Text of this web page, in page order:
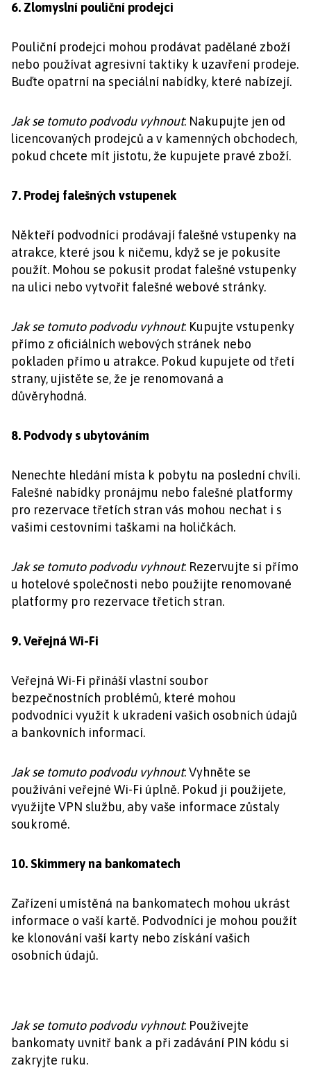
6. Zlomyslní pouliční prodejci
Pouliční prodejci mohou prodávat padělané zboží
nebo používat agresivní taktiky k uzavření prodeje.
Buďte opatrní na speciální nabídky, které nabízejí.
Jak se tomuto podvodu vyhnout: Nakupujte jen od
licencovaných prodejců a v kamenných obchodech,
pokud chcete mít jistotu, že kupujete pravé zboží.
7. Prodej falešných vstupenek
Někteří podvodníci prodávají falešné vstupenky na
atrakce, které jsou k ničemu, když se je pokusíte
použít. Mohou se pokusit prodat falešné vstupenky
na ulici nebo vytvořit falešné webové stránky.
Jak se tomuto podvodu vyhnout: Kupujte vstupenky
přímo z oficiálních webových stránek nebo
pokladen přímo u atrakce. Pokud kupujete od třetí
strany, ujistěte se, že je renomovaná a
důvěryhodná.
8. Podvody s ubytováním
Nenechte hledání místa k pobytu na poslední chvíli.
Falešné nabídky pronájmu nebo falešné platformy
pro rezervace třetích stran vás mohou nechat i s
vašimi cestovními taškami na holičkách.
Jak se tomuto podvodu vyhnout: Rezervujte si přímo
u hotelové společnosti nebo použijte renomované
platformy pro rezervace třetích stran.
9. Veřejná Wi-Fi
Veřejná Wi-Fi přináší vlastní soubor
bezpečnostních problémů, které mohou
podvodníci využít k ukradení vašich osobních údajů
a bankovních informací.
Jak se tomuto podvodu vyhnout: Vyhněte se
používání veřejné Wi-Fi úplně. Pokud ji použijete,
využijte VPN službu, aby vaše informace zůstaly
soukromé.
10. Skimmery na bankomatech
Zařízení umístěná na bankomatech mohou ukrást
informace o vaší kartě. Podvodníci je mohou použít
ke klonování vaší karty nebo získání vašich
osobních údajů.
Jak se tomuto podvodu vyhnout: Používejte
bankomaty uvnitř bank a při zadávání PIN kódu si
zakryjte ruku.